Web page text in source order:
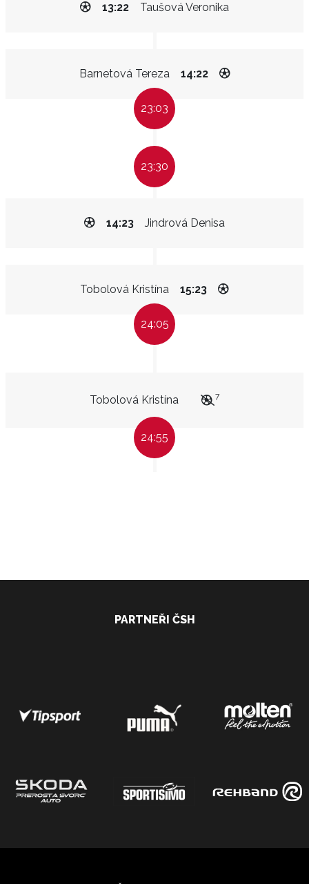
Taušová Veronika
13:22
Barnetová Tereza 14:22
23:03
23:30
Jindrová Denisa
14:23
Tobolová Kristína 15:23
24:05
Tobolová Kristína 7
24:55
PARTNEŘI ČSH